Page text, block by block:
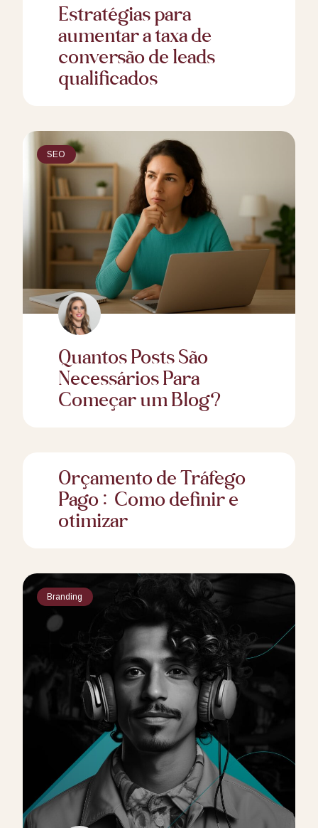
Estratégias para
aumentar a taxa de
conversão de leads
qualificados
SEO
Quantos Posts São
Necessários Para
Começar um Blog?
Orçamento de Tráfego
Pago: Como definir e
otimizar
Branding